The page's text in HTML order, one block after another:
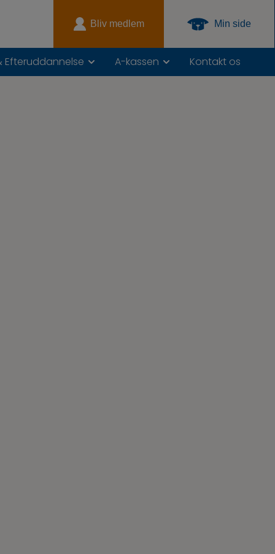
Bliv medlem Min side
Efteruddannelse A-kassen Kontakt os